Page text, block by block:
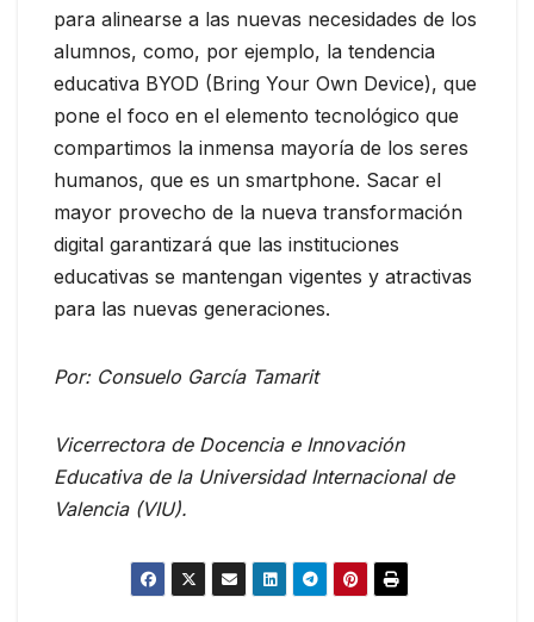
para alinearse a las nuevas necesidades de los
alumnos, como, por ejemplo, la tendencia
educativa BYOD (Bring Your Own Device), que
pone el foco en el elemento tecnológico que
compartimos la inmensa mayoría de los seres
humanos, que es un smartphone. Sacar el
mayor provecho de la nueva transformación
digital garantizará que las instituciones
educativas se mantengan vigentes y atractivas
para las nuevas generaciones.
Por: Consuelo García Tamarit
Vicerrectora de Docencia e Innovación
Educativa de la Universidad Internacional de
Valencia (VIU).